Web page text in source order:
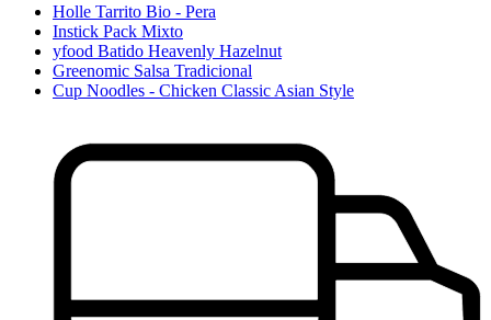
Holle Tarrito Bio - Pera
Instick Pack Mixto
yfood Batido Heavenly Hazelnut
Greenomic Salsa Tradicional
Cup Noodles - Chicken Classic Asian Style